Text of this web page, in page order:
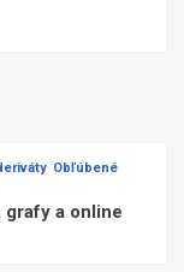
Obľúbené
grafy a online